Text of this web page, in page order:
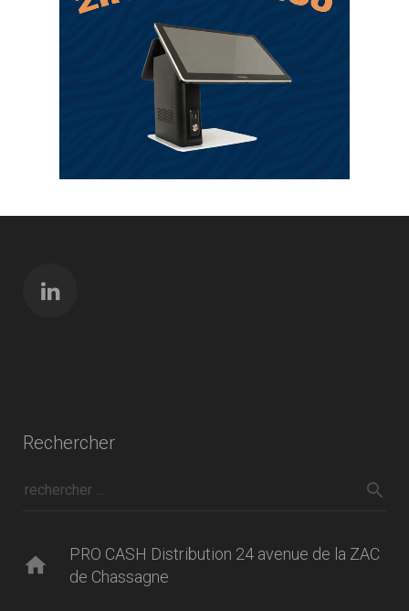
Rechercher
home
PRO CASH Distribution 24 avenue de la ZAC
de Chassagne